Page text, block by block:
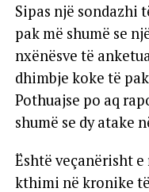
Sipas një sondazhi
pak më shumë se
nxënësve të
dhimbje koke të
Pothuajse po aq
shumë se dy atake
Është veçanërisht
kthimi në kronike